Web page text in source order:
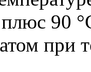
90
при